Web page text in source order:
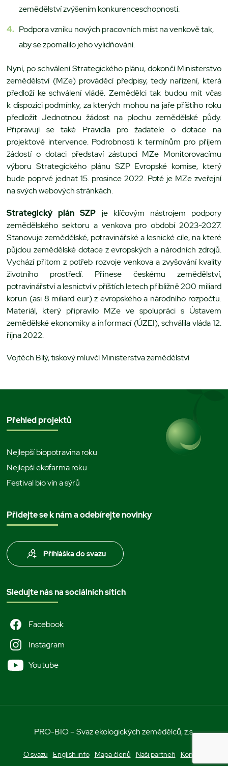
zemědělství zvýšením konkurenceschopnosti.
Podpora vzniku nových pracovních míst na venkově tak,
aby se zpomalilo jeho vylidňování.
Nyní, po schválení Strategického plánu, dokončí Ministerstvo
zemědělství (MZe) prováděcí předpisy, tedy nařízení, která
předloží ke schválení vládě. Zemědělci tak budou mít včas
k dispozici podmínky, za kterých mohou na jaře příštího roku
předložit Jednotnou žádost na plochu zemědělské půdy.
Připravují se také Pravidla pro žadatele o dotace na
projektové intervence. Podrobnosti k termínům pro příjem
žádostí o dotaci představí zástupci MZe Monitorovacímu
výboru Strategického plánu SZP Evropské komise, který
bude poprvé jednat 15. prosince 2022. Poté je MZe zveřejní
na svých webových stránkách.
Strategický plán SZP je klíčovým nástrojem podpory
zemědělského sektoru a venkova pro období 2023-2027.
Stanovuje zemědělské, potravinářské a lesnické cíle, na které
půjdou zemědělské dotace z evropských a národních zdrojů.
Vychází přitom z potřeb rozvoje venkova a zvyšování kvality
životního prostředí. Přinese českému zemědělství,
potravinářství a lesnictví v příštích letech přibližně 200 miliard
korun (asi 8 miliard eur) z evropského a národního rozpočtu.
Materiál, který připravilo MZe ve spolupráci s Ústavem
zemědělské ekonomiky a informací (ÚZEI), schválila vláda 12.
října 2022.
Vojtěch Bílý, tiskový mluvčí Ministerstva zemědělství
Přehled projektů
Nejlepší biopotravina roku
Nejlepší ekofarma roku
Festival bio vín a sýrů
Přidejte se k nám a odebírejte novinky
Přihláška do svazu
Sledujte nás na sociálních sítích
Facebook
Instagram
Youtube
PRO-BIO – Svaz ekologických zemědělců, z.s.
O svazu English info Mapa členů Naši partneři Kontakt